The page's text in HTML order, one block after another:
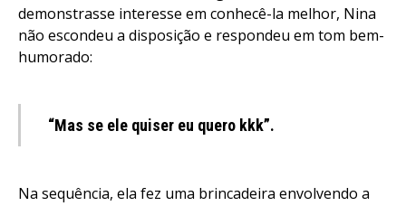
demonstrasse interesse em conhecê-la melhor, Nina
não escondeu a disposição e respondeu em tom bem-
humorado:
“Mas se ele quiser eu quero kkk”.
Na sequência, ela fez uma brincadeira envolvendo a